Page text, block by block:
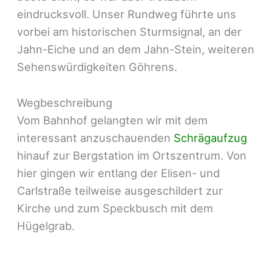
eindrucksvoll. Unser Rundweg führte uns
vorbei am historischen Sturmsignal, an der
Jahn-Eiche und an dem Jahn-Stein, weiteren
Sehenswürdigkeiten Göhrens.
Wegbeschreibung
Vom Bahnhof gelangten wir mit dem
interessant anzuschauenden Schrägaufzug
hinauf zur Bergstation im Ortszentrum. Von
hier gingen wir entlang der Elisen- und
Carlstraße teilweise ausgeschildert zur
Kirche und zum Speckbusch mit dem
Hügelgrab.